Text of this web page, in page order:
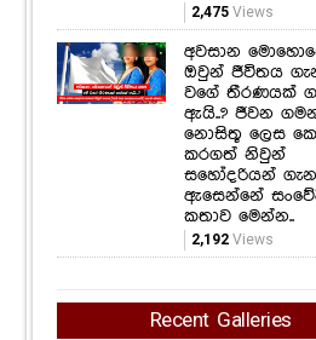
2,475 Views
අවසාන
ඔවුන් ජීවිතය
වගේ තීරණයක්
ඇයි..? ජීවන
නොසිතූ ලෙස
කරගත් නිවුන්
සහෝදරියන්
ඇසෙන්නේ
කතාව මෙන්න..
2,192 Views
Recent Galleries